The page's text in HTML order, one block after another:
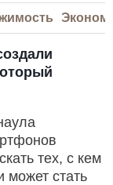
тех, с кем
может стать